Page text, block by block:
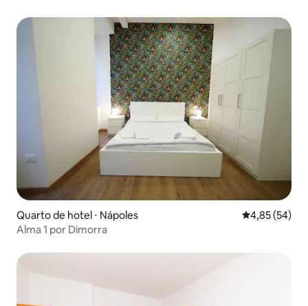
Quarto de hotel ⋅ Nápoles 4,85 de uma
4,85 (54)
Alma 1 por Dimorra